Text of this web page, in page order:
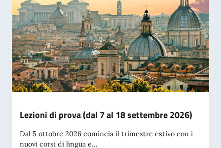
Lezioni di prova (dal 7 al 18 settembre 2026)
Dal 5 ottobre 2026 comincia il trimestre estivo con i
nuovi corsi di lingua e...